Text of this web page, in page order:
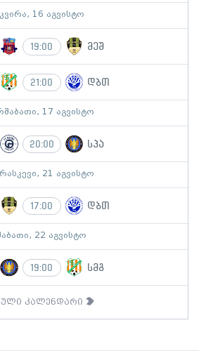
კვირა, 16 აგვისტო
19:00 მეშ
21:00 დბთ
17 აგვისტო
20:00 სპა
21 აგვისტო
17:00 დბთ
22 აგვისტო
19:00 სმგ
კალენდარი